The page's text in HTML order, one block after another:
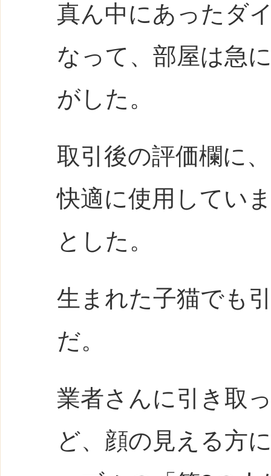
真ん中にあったダ
なって、部屋は急
がした。
取引後の評価欄に
快適に使用してい
とした。
生まれた子猫でも
だ。
業者さんに引き取
ど、顔の見える方